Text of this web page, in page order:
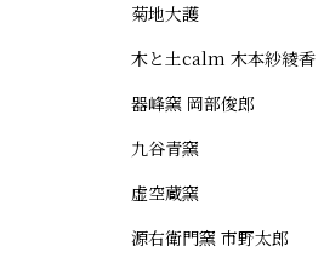
菊地大護
木と土calm 木本紗綾香
器峰窯 岡部俊郎
九谷青窯
虚空蔵窯
源右衛門窯 市野太郎